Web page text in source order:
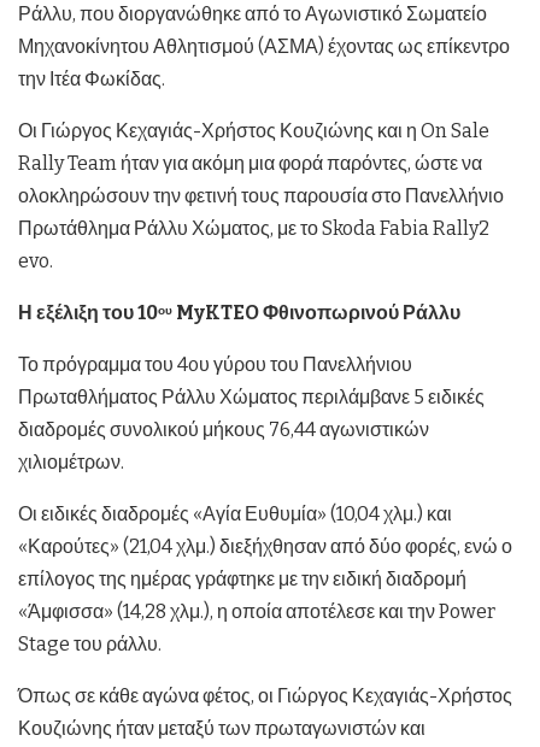
Ράλλυ, που διοργανώθηκε από το Αγωνιστικό Σωματείο
Μηχανοκίνητου Αθλητισμού (ΑΣΜΑ) έχοντας ως επίκεντρο
την Ιτέα Φωκίδας.
Οι Γιώργος Κεχαγιάς-Χρήστος Κουζιώνης και η On Sale
Rally Team ήταν για ακόμη μια φορά παρόντες, ώστε να
ολοκληρώσουν την φετινή τους παρουσία στο Πανελλήνιο
Πρωτάθλημα Ράλλυ Χώματος, με το Skoda Fabia Rally2
evo.
Η εξέλιξη του 10ου MyKTEO Φθινοπωρινού Ράλλυ
Το πρόγραμμα του 4oυ γύρου του Πανελλήνιου
Πρωταθλήματος Ράλλυ Χώματος περιλάμβανε 5 ειδικές
διαδρομές συνολικού μήκους 76,44 αγωνιστικών
χιλιομέτρων.
Οι ειδικές διαδρομές «Αγία Ευθυμία» (10,04 χλμ.) και
«Καρούτες» (21,04 χλμ.) διεξήχθησαν από δύο φορές, ενώ ο
επίλογος της ημέρας γράφτηκε με την ειδική διαδρομή
«Άμφισσα» (14,28 χλμ.), η οποία αποτέλεσε και την Power
Stage του ράλλυ.
Όπως σε κάθε αγώνα φέτος, οι Γιώργος Κεχαγιάς-Χρήστος
Κουζιώνης ήταν μεταξύ των πρωταγωνιστών και